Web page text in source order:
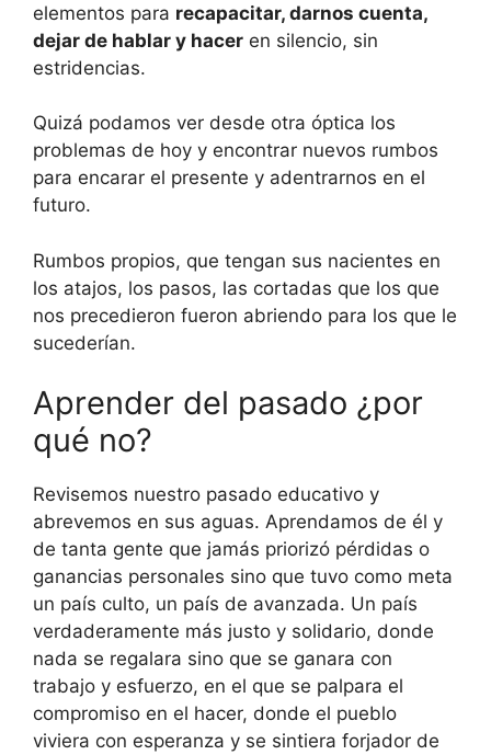
elementos para recapacitar, darnos cuenta,
dejar de hablar y hacer en silencio, sin
estridencias.
Quizá podamos ver desde otra óptica los
problemas de hoy y encontrar nuevos rumbos
para encarar el presente y adentrarnos en el
futuro.
Rumbos propios, que tengan sus nacientes en
los atajos, los pasos, las cortadas que los que
nos precedieron fueron abriendo para los que le
sucederían.
Aprender del pasado ¿por
qué no?
Revisemos nuestro pasado educativo y
abrevemos en sus aguas. Aprendamos de él y
de tanta gente que jamás priorizó pérdidas o
ganancias personales sino que tuvo como meta
un país culto, un país de avanzada. Un país
verdaderamente más justo y solidario, donde
nada se regalara sino que se ganara con
trabajo y esfuerzo, en el que se palpara el
compromiso en el hacer, donde el pueblo
viviera con esperanza y se sintiera forjador de